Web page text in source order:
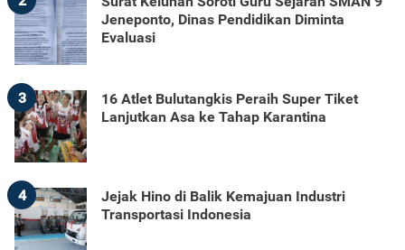
Jeneponto, Dinas Pendidikan Diminta
Evaluasi
3
16 Atlet Bulutangkis Peraih Super Tiket
Lanjutkan Asa ke Tahap Karantina
4
Jejak Hino di Balik Kemajuan Industri
Transportasi Indonesia